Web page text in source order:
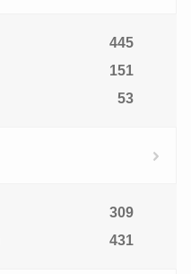
445
151
53
309
431